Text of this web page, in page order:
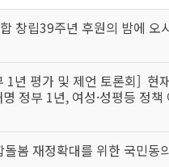
창립39주년 후원의 밤에 오
1년 평가 및 제언 토론회] 현
정부 1년, 여성·성평등 정책
봄 재정확대를 위한 국민동